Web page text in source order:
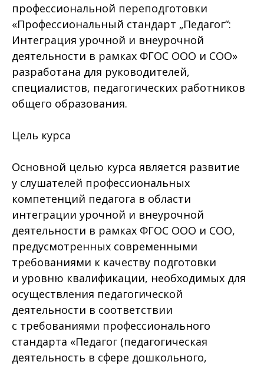
профессиональной переподготовки
«Профессиональный стандарт „Педагог“:
Интеграция урочной и внеурочной
деятельности в рамках ФГОС ООО и СОО»
разработана для руководителей,
специалистов, педагогических работников
общего образования.
Цель курса
Основной целью курса является развитие
у слушателей профессиональных
компетенций педагога в области
интеграции урочной и внеурочной
деятельности в рамках ФГОС ООО и СОО,
предусмотренных современными
требованиями к качеству подготовки
и уровню квалификации, необходимых для
осуществления педагогической
деятельности в соответствии
с требованиями профессионального
стандарта «Педагог (педагогическая
деятельность в сфере дошкольного,